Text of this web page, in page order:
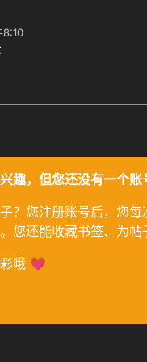
8:10
趣，但您还没有一个账
？您注册账号后，您
您还能收藏书签、为帖
哦 💗